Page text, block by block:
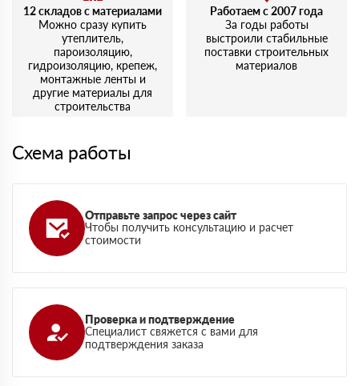
12 складов с материалами
Можно сразу купить
утеплитель,
пароизоляцию,
гидроизоляцию, крепеж,
монтажные ленты и
другие материалы для
строительства
Работаем с 2007 года
За годы работы
выстроили стабильные
поставки строительных
материалов
Схема работы
Отправьте запрос через сайт
Чтобы получить консультацию и расчет
стоимости
Проверка и подтверждение
Специалист свяжется с вами для
подтверждения заказа